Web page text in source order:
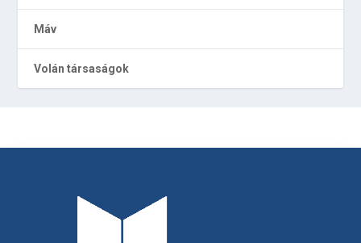
Máv
Volán társaságok